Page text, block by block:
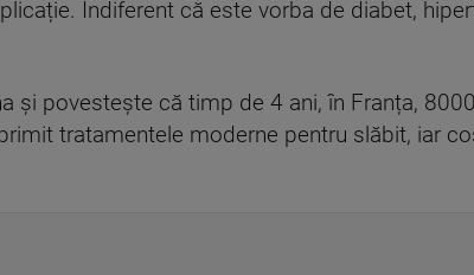
Indiferent că este vorba de diabet,
și povestește că timp de 4 ani, în Franța,
tratamentele moderne pentru slăbit, iar